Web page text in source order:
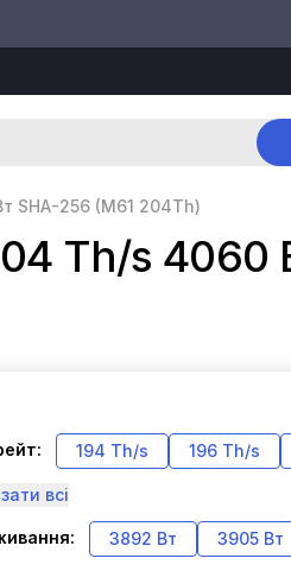
SHA-256 (M61 204Th)
Th/s 4060
194 Th/s 196 Th/s
всі
3892 Вт 3905 Вт